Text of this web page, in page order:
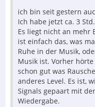
ich bin seit gestern
Ich habe jetzt ca. 3
Es liegt nicht an mehr
ist einfach das, was
Ruhe in der Musik,
Musik ist. Vorher
schon gut was
anderes Level. Es ist,
Signals gepaart mit
Wiedergabe.